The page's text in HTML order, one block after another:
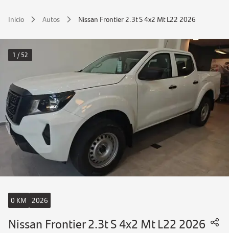
Inicio Autos Nissan Frontier 2.3t S 4x2 Mt L22 2026
1 / 52
0 KM 2026
Nissan Frontier 2.3t S 4x2 Mt L22 2026